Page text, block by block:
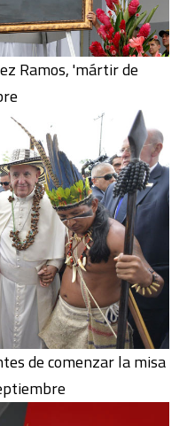
Ramos, 'mártir de
de comenzar la misa